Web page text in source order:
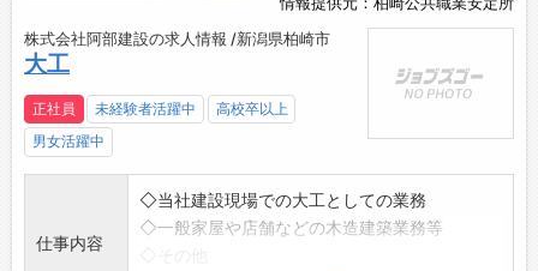
株式会社阿部建設の求人情報 /新潟県柏崎市
大工
正社員 未経験者活躍中
高校卒以上
男女活躍中
仕事内容
◇当社建設現場での大工としての業務
◇一般家屋や店舗などの木造建築業務等